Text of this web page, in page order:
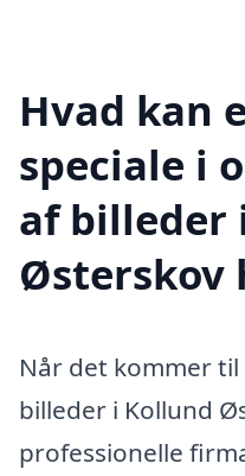
Hvad kan
speciale i
af billeder
Østerskov
Når det kommer
billeder i Kollund
professionelle